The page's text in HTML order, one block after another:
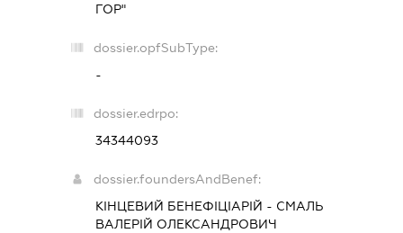
ГОР"
dossier.opfSubType:
-
dossier.edrpo:
34344093
dossier.foundersAndBenef:
КІНЦЕВИЙ БЕНЕФІЦІАРІЙ - СМАЛЬ
ВАЛЕРІЙ ОЛЕКСАНДРОВИЧ